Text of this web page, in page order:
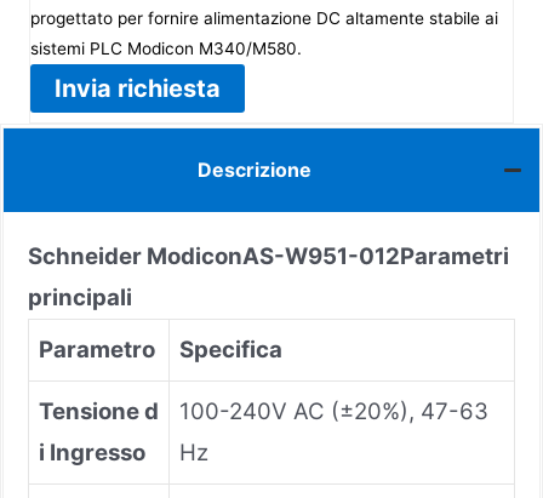
progettato per fornire alimentazione DC altamente stabile ai
sistemi PLC Modicon M340/M580.
Invia richiesta
Descrizione
Schneider ModiconAS-W951-012Parametri
principali
Parametro
Specifica
Tensione d
i Ingresso
100-240V AC (±20%), 47-63
Hz